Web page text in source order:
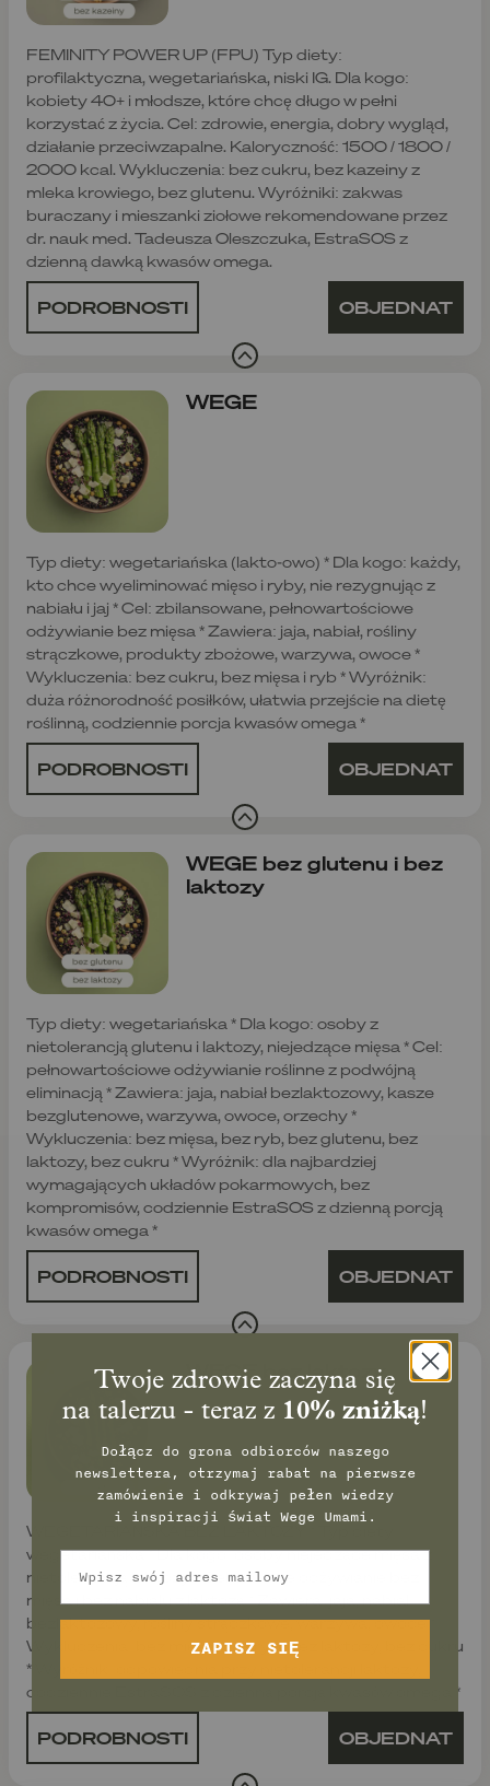
FEMINITY POWER UP (FPU) Typ diety:
profilaktyczna, wegetariańska, niski IG. Dla kogo:
kobiety 40+ i młodsze, które chcę długo w pełni
korzystać z życia. Cel: zdrowie, energia, dobry wygląd,
działanie przeciwzapalne. Kaloryczność: 1500 / 1800 /
2000 kcal. Wykluczenia: bez cukru, bez kazeiny z
mleka krowiego, bez glutenu. Wyróżniki: zakwas
buraczany i mieszanki ziołowe rekomendowane przez
dr. nauk med. Tadeusza Oleszczuka, EstraSOS z
dzienną dawką kwasów omega.
PODROBNOSTI OBJEDNAT
WEGE
Typ diety: wegetariańska (lakto-owo) * Dla kogo: każdy,
kto chce wyeliminować mięso i ryby, nie rezygnując z
nabiału i jaj * Cel: zbilansowane, pełnowartościowe
odżywianie bez mięsa * Zawiera: jaja, nabiał, rośliny
strączkowe, produkty zbożowe, warzywa, owoce *
Wykluczenia: bez cukru, bez mięsa i ryb * Wyróżnik:
duża różnorodność posiłków, ułatwia przejście na dietę
roślinną, codziennie porcja kwasów omega *
PODROBNOSTI OBJEDNAT
WEGE bez glutenu i bez
laktozy
Typ diety: wegetariańska * Dla kogo: osoby z
nietolerancją glutenu i laktozy, niejedzące mięsa * Cel:
pełnowartościowe odżywianie roślinne z podwójną
eliminacją * Zawiera: jaja, nabiał bezlaktozowy, kasze
bezglutenowe, warzywa, owoce, orzechy *
Wykluczenia: bez mięsa, bez ryb, bez glutenu, bez
laktozy, bez cukru * Wyróżnik: dla najbardziej
wymagających układów pokarmowych, bez
kompromisów, codziennie EstraSOS z dzienną porcją
kwasów omega *
PODROBNOSTI OBJEDNAT
WEGE bez laktozy
WEGETARIAŃSKA BEZ LAKTOZY * Typ diety:
wegetariańska * Dla kogo: osoby niejedzące mięsa z
nietolerancją laktozy * Cel: zdrowe odżywianie bez
mięsa i bez nabiału z laktozą * Zawiera: jaja, nabiał
bezlaktozowy, rośliny strączkowe, warzywa, owoce *
Wykluczenia: bez mięsa, bez ryb, bez laktozy, bez cukru
* Wyróżnik: odpowiednia przy nietolerancji laktozy,
codziennie EstraSOS z dzienną porcją kwasów omega *
PODROBNOSTI OBJEDNAT
Twoje zdrowie zaczyna się
na talerzu - teraz z 10% zniżką!
Dołącz do grona odbiorców naszego
newslettera, otrzymaj rabat na pierwsze
zamówienie i odkrywaj pełen wiedzy
i inspiracji świat Wege Umami.
ZAPISZ SIĘ